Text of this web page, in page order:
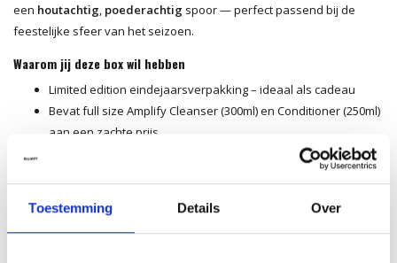
Toestemming Details Over
een houtachtig poederachtig spoor — perfect passend bij de
feestelijke sfeer van het seizoen.
Waarom jij deze box wil hebben
Limited edition eindejaarsverpakking – ideaal als cadeau
Bevat full size Amplify Cleanser (300ml) en Conditioner (250ml)
aan een zachte prijs
Inclusief zachte scrunchie met feestelijk ontwerp
Vegan formule - vrij van siliconen, parabenen en sulfaten